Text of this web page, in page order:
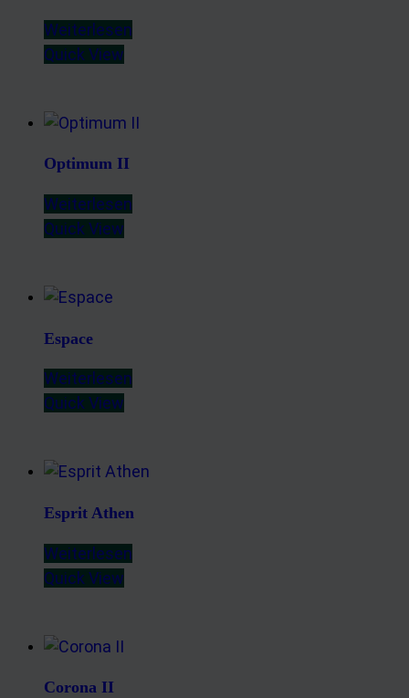
Weiterlesen
Quick View
Optimum II
Weiterlesen
Quick View
Espace
Weiterlesen
Quick View
Esprit Athen
Weiterlesen
Quick View
Corona II